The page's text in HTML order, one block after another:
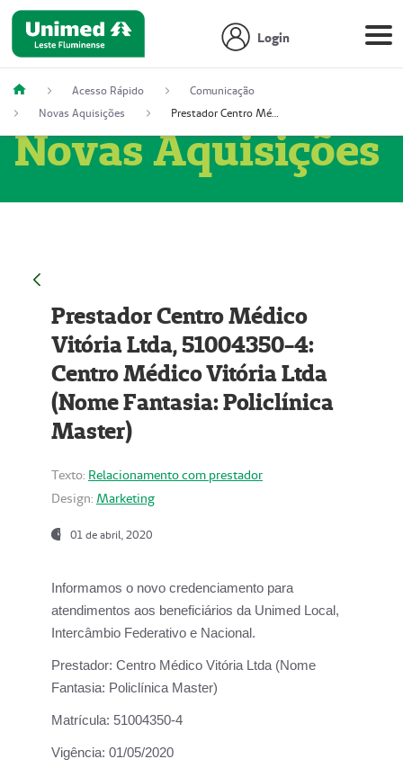
Login
Acesso Rápido
Comunicação
Novas Aquisições
Prestador Centro Médico Vitória Ltda, 51004350-4: Centro Médico Vitória Ltda (Nome Fantasia: Policlínica Master)
Novas Aquisições
Prestador Centro Médico
Vitória Ltda, 51004350-4:
Centro Médico Vitória Ltda
(Nome Fantasia: Policlínica
Master)
Texto: Relacionamento com prestador
Design: Marketing
01 de abril, 2020
Informamos o novo credenciamento para
atendimentos aos beneficiários da Unimed Local,
Intercâmbio Federativo e Nacional.
Prestador: Centro Médico Vitória Ltda (Nome
Fantasia: Policlínica Master)
Matrícula: 51004350-4
Vigência: 01/05/2020